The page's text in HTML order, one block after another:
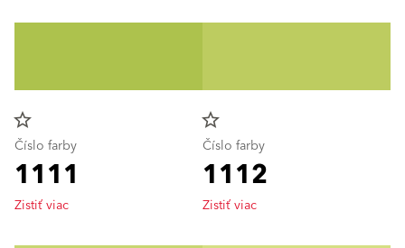
star_border
Číslo farby
1111
Zistiť viac
star_border
Číslo farby
1112
Zistiť viac